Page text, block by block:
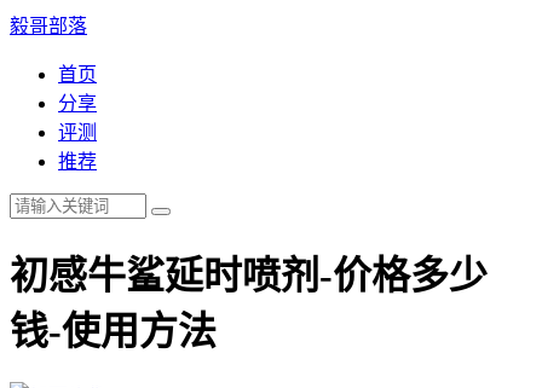
毅哥部落
首页
分享
评测
推荐
初感牛鲨延时喷剂-价格多少
钱-使用方法